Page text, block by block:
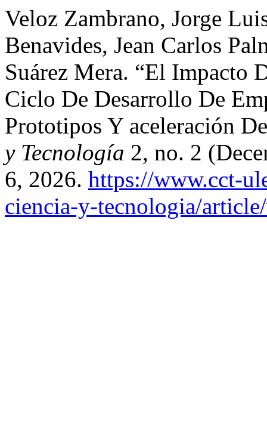
Veloz Zambrano, Jorge
Benavides, Jean Carlos
Suárez Mera. “El Impacto
Ciclo De Desarrollo De
Prototipos Y aceleración
y Tecnología 2, no. 2
6, 2026. https://www.cct-
ciencia-y-tecnologia/